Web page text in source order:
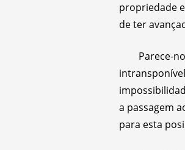
propriedade
de ter
Parece-
a passagem
para esta